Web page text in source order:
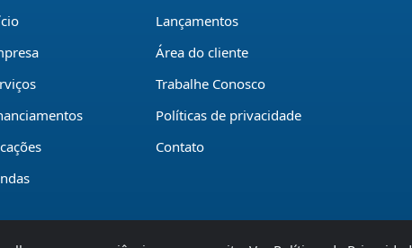
Lançamentos
Área do cliente
Trabalhe Conosco
Políticas de privacidade
Contato